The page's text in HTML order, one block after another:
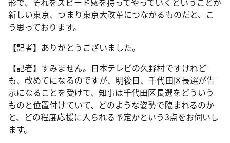
新しい東京、つまり東京大改革につながるものだと、こ
う思っております。
【記者】ありがとうございました。
【記者】すみません。日本テレビの久野村ですけれど
も、改めてになるのですが、明後日、千代田区長選が告
示になることを受けて、知事は千代田区長選をどういう
ものと位置付けていて、どのような姿勢で臨まれるのか
と、どの程度応援に入られる予定かという3点をお伺いし
ます。